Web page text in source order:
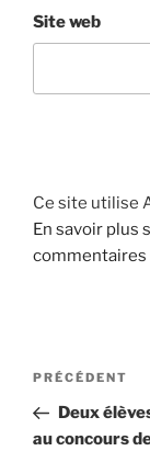
Site web
Ce site utilise
En savoir plus
Navigation
l’article
Article
précédent
PRÉCÉDENT
Deux
au concours